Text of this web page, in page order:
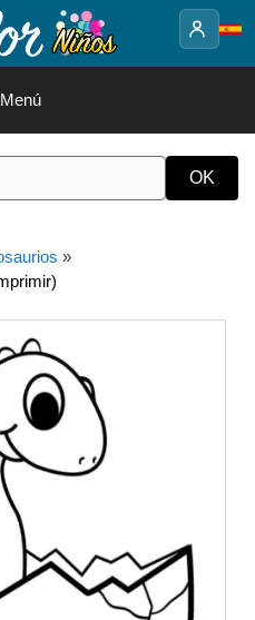
Menú
»